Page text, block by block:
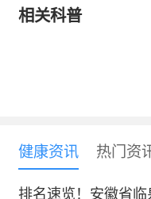
更好的治疗效果。
生物制剂等先进
及，未来将会有更
相关科普
健康资讯 热门资
排名速览！安徽省临泉县擅长治面瘫医院名单公